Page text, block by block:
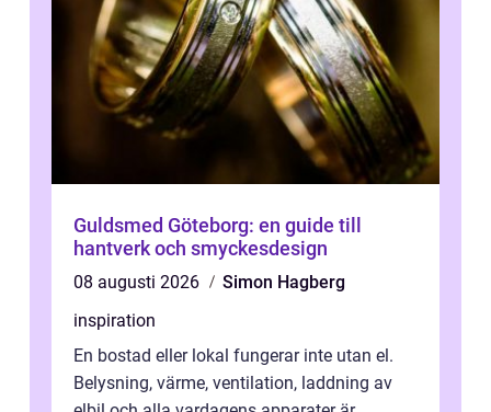
Guldsmed Göteborg: en guide till
hantverk och smyckesdesign
08 augusti 2026
Simon Hagberg
inspiration
En bostad eller lokal fungerar inte utan el.
Belysning, värme, ventilation, laddning av